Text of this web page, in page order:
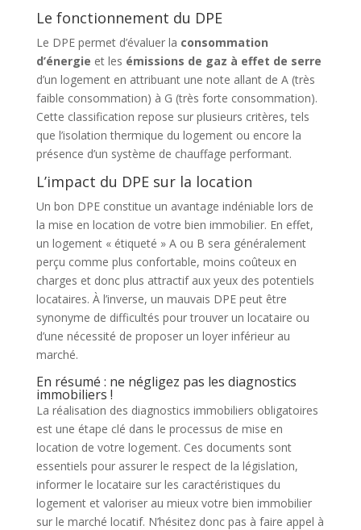
Le fonctionnement du DPE
Le DPE permet d’évaluer la consommation
d’énergie et les émissions de gaz à effet de serre
d’un logement en attribuant une note allant de A (très
faible consommation) à G (très forte consommation).
Cette classification repose sur plusieurs critères, tels
que l’isolation thermique du logement ou encore la
présence d’un système de chauffage performant.
L’impact du DPE sur la location
Un bon DPE constitue un avantage indéniable lors de
la mise en location de votre bien immobilier. En effet,
un logement « étiqueté » A ou B sera généralement
perçu comme plus confortable, moins coûteux en
charges et donc plus attractif aux yeux des potentiels
locataires. À l’inverse, un mauvais DPE peut être
synonyme de difficultés pour trouver un locataire ou
d’une nécessité de proposer un loyer inférieur au
marché.
En résumé : ne négligez pas les diagnostics
immobiliers !
La réalisation des diagnostics immobiliers obligatoires
est une étape clé dans le processus de mise en
location de votre logement. Ces documents sont
essentiels pour assurer le respect de la législation,
informer le locataire sur les caractéristiques du
logement et valoriser au mieux votre bien immobilier
sur le marché locatif. N’hésitez donc pas à faire appel à